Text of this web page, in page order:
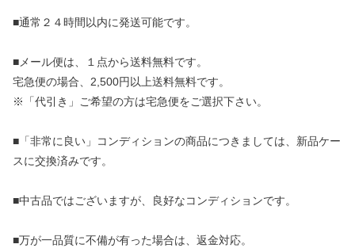
■通常２４時間以内に発送可能です。
■メール便は、１点から送料無料です。
宅急便の場合、2,500円以上送料無料です。
※「代引き」ご希望の方は宅急便をご選択下さい。
■「非常に良い」コンディションの商品につきましては、新品ケー
スに交換済みです。
■中古品ではございますが、良好なコンディションです。
■万が一品質に不備が有った場合は、返金対応。